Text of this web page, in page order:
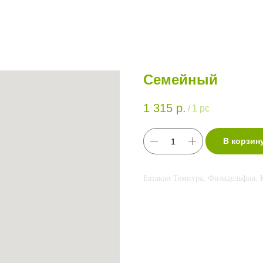
Семейный
1 315 р. / 1 pc
В
Батакан Темпура,